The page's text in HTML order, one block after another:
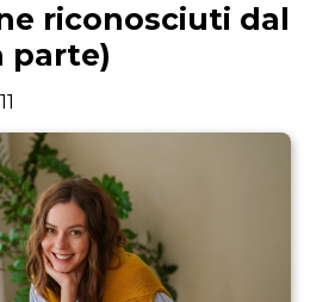
riconosciuti dal
parte)